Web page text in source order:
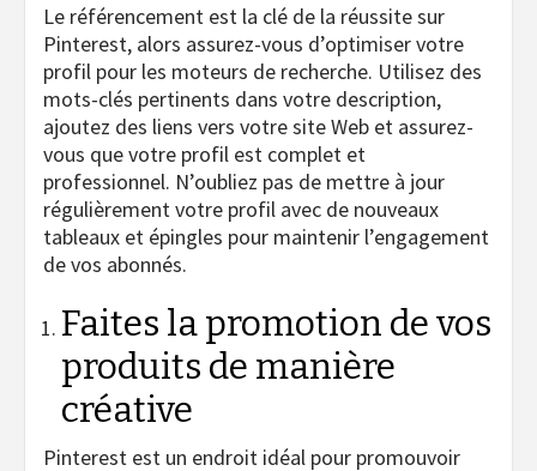
Le référencement est la clé de la réussite sur
Pinterest, alors assurez-vous d’optimiser votre
profil pour les moteurs de recherche. Utilisez des
mots-clés pertinents dans votre description,
ajoutez des liens vers votre site Web et assurez-
vous que votre profil est complet et
professionnel. N’oubliez pas de mettre à jour
régulièrement votre profil avec de nouveaux
tableaux et épingles pour maintenir l’engagement
de vos abonnés.
Faites la promotion de vos
produits de manière
créative
Pinterest est un endroit idéal pour promouvoir